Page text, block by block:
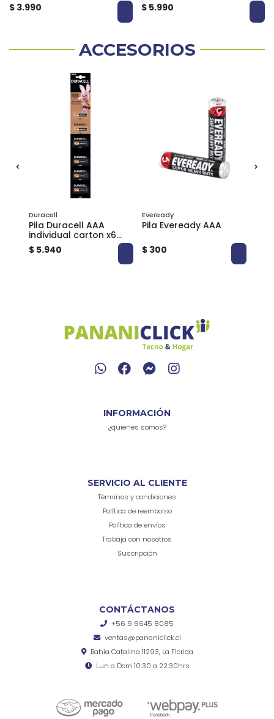
$ 3.990
$ 5.990
ACCESORIOS
Duracell
Pila Duracell AAA
individual carton x6
pilas
$ 5.940
Eveready
Pila Eveready AAA
$ 300
INFORMACIÓN
¿quienes somos?
SERVICIO AL CLIENTE
Términos y condiciones
Política de reembolso
Política de envíos
Trabaja con nosotros
Suscripción
CONTÁCTANOS
+56 9 6645 8085
ventas@pananiclick.cl
Bahía Catalina 11293, La Florida
Lun a Dom 10:30 a 22:30hrs